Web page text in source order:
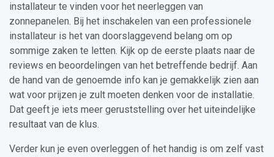
installateur te vinden voor het neerleggen van
zonnepanelen. Bij het inschakelen van een professionele
installateur is het van doorslaggevend belang om op
sommige zaken te letten. Kijk op de eerste plaats naar de
reviews en beoordelingen van het betreffende bedrijf. Aan
de hand van de genoemde info kan je gemakkelijk zien aan
wat voor prijzen je zult moeten denken voor de installatie.
Dat geeft je iets meer geruststelling over het uiteindelijke
resultaat van de klus.
Verder kun je even overleggen of het handig is om zelf vast